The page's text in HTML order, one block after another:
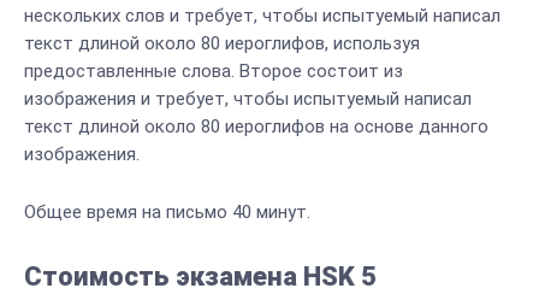
нескольких слов и требует, чтобы испытуемый написал
текст длиной около 80 иероглифов, используя
предоставленные слова. Второе состоит из
изображения и требует, чтобы испытуемый написал
текст длиной около 80 иероглифов на основе данного
изображения.
Общее время на письмо 40 минут.
Стоимость экзамена HSK 5